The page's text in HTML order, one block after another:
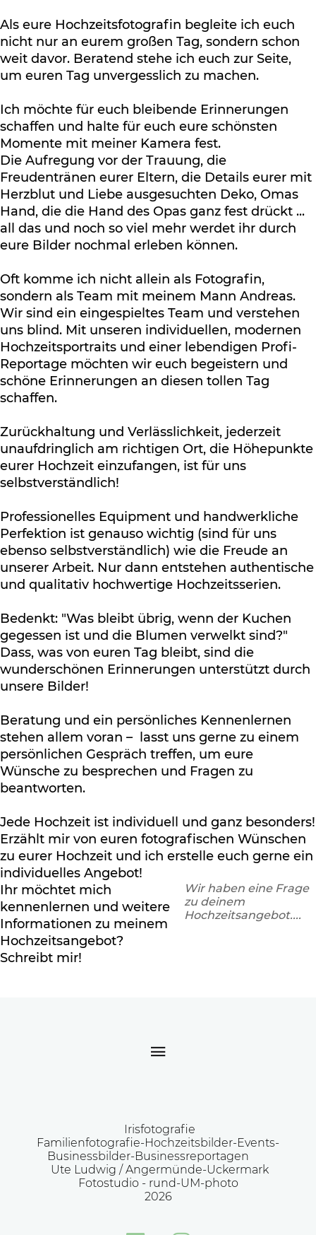
Als eure Hochzeitsfotografin begleite ich euch
nicht nur an eurem großen Tag, sondern schon
weit davor. Beratend stehe ich euch zur Seite,
um euren Tag unvergesslich zu machen.
Ich möchte für euch bleibende Erinnerungen
schaffen und halte für euch eure schönsten
Momente mit meiner Kamera fest.
Die Aufregung vor der Trauung, die
Freudentränen eurer Eltern, die Details eurer mit
Herzblut und Liebe ausgesuchten Deko, Omas
Hand, die die Hand des Opas ganz fest drückt ...
all das und noch so viel mehr werdet ihr durch
eure Bilder nochmal erleben können.
Oft komme ich nicht allein als Fotografin,
sondern als Team mit meinem Mann Andreas.
Wir sind ein eingespieltes Team und verstehen
uns blind. Mit unseren individuellen, modernen
Hochzeitsportraits und einer lebendigen Profi-
Reportage möchten wir euch begeistern und
schöne Erinnerungen an diesen tollen Tag
schaffen.
Zurückhaltung und Verlässlichkeit, jederzeit
unaufdringlich am richtigen Ort, die Höhepunkte
eurer Hochzeit einzufangen, ist für uns
selbstverständlich!
Professionelles Equipment und handwerkliche
Perfektion ist genauso wichtig (sind für uns
ebenso selbstverständlich) wie die Freude an
unserer Arbeit. Nur dann entstehen authentische
und qualitativ hochwertige Hochzeitsserien.
Bedenkt: "Was bleibt übrig, wenn der Kuchen
gegessen ist und die Blumen verwelkt sind?"
Dass, was von euren Tag bleibt, sind die
wunderschönen Erinnerungen unterstützt durch
unsere Bilder!
Beratung und ein persönliches Kennenlernen
stehen allem voran – lasst uns gerne zu einem
persönlichen Gespräch treffen, um eure
Wünsche zu besprechen und Fragen zu
beantworten.
Jede Hochzeit ist individuell und ganz besonders!
Erzählt mir von euren fotografischen Wünschen
zu eurer Hochzeit und ich erstelle euch gerne ein
individuelles Angebot!
Ihr möchtet mich
kennenlernen und weitere
Informationen zu meinem
Hochzeitsangebot?
Schreibt mir!
Wir haben eine Frage
zu deinem
Hochzeitsangebot....
Irisfotografie
Familienfotografie-Hochzeitsbilder-Events-
Businessbilder-Businessreportagen
Ute Ludwig / Angermünde-Uckermark
Fotostudio - rund-UM-photo
2026